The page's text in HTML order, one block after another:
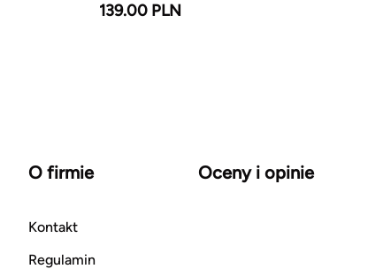
139.00 PLN
O firmie
Kontakt
Regulamin
Oceny i opinie